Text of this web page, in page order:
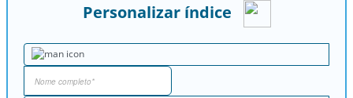
Personalizar índice